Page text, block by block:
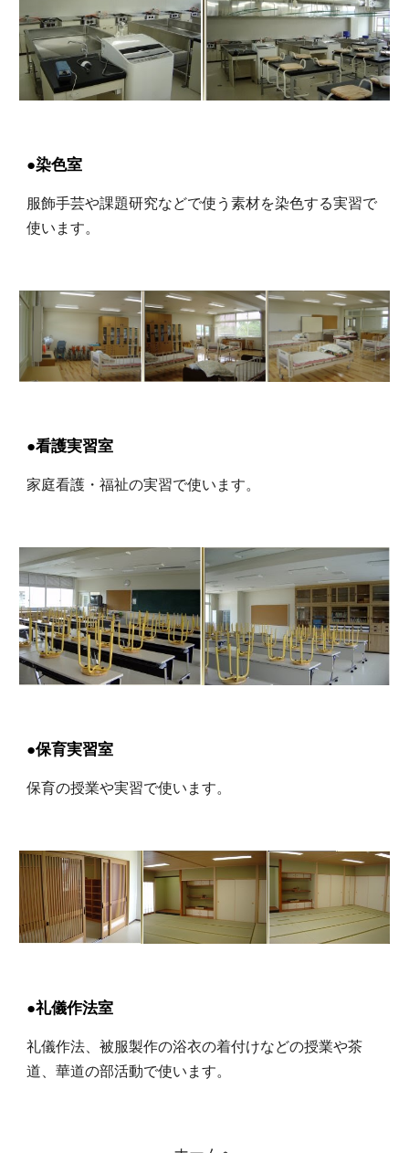
●染色室
服飾手芸や課題研究などで使う素材を染色する実習で
使います。
●看護実習室
家庭看護・福祉の実習で使います。
●保育実習室
保育の授業や実習で使います。
●礼儀作法室
礼儀作法、被服製作の浴衣の着付けなどの授業や茶
道、華道の部活動で使います。